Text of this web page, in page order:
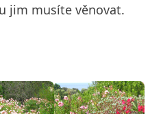
jim musíte věnovat.